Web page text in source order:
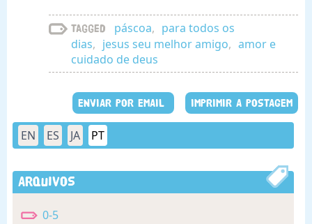
Tagged páscoa, para todos os
dias, jesus seu melhor amigo, amor e
cuidado de deus
ENVIAR POR EMAIL IMPRIMIR A POSTAGEM
EN ES JA PT
Arquivos
0-5